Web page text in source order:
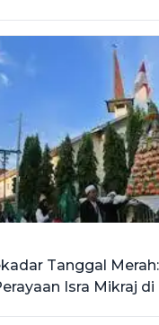
Tanggal
Isra Mikraj